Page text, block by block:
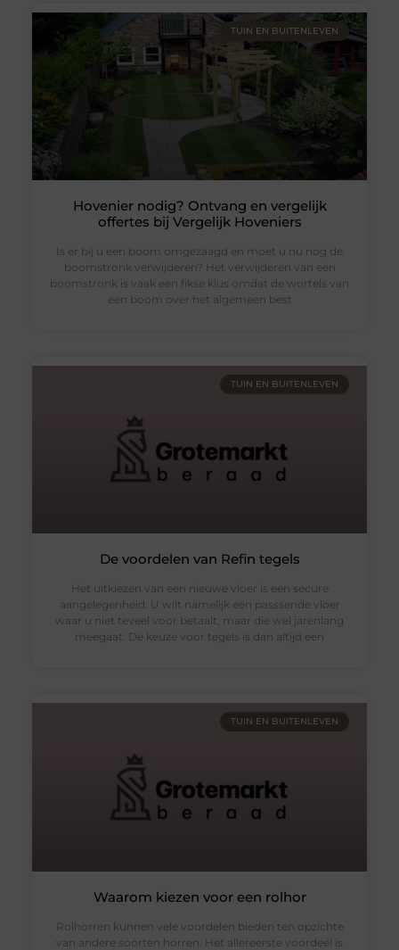
TUIN EN BUITENLEVEN
Hovenier nodig? Ontvang en vergelijk
offertes bij Vergelijk Hoveniers
Is er bij u een boom omgezaagd en moet u nu nog de
boomstronk verwijderen? Het verwijderen van een
boomstronk is vaak een fikse klus omdat de wortels van
een boom over het algemeen best
TUIN EN BUITENLEVEN
De voordelen van Refin tegels
Het uitkiezen van een nieuwe vloer is een secure
aangelegenheid. U wilt namelijk een passsende vloer
waar u niet teveel voor betaalt, maar die wel jarenlang
meegaat. De keuze voor tegels is dan altijd een
TUIN EN BUITENLEVEN
Waarom kiezen voor een rolhor
Rolhorren kunnen vele voordelen bieden ten opzichte
van andere soorten horren. Het allereerste voordeel is